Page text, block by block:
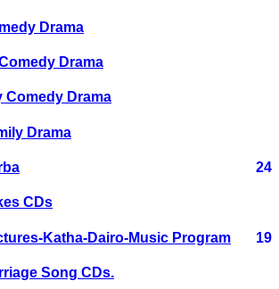
Drama
Drama
Comedy Drama
Drama
24
CDs
Katha-Dairo-Music Program 19
Song CDs.